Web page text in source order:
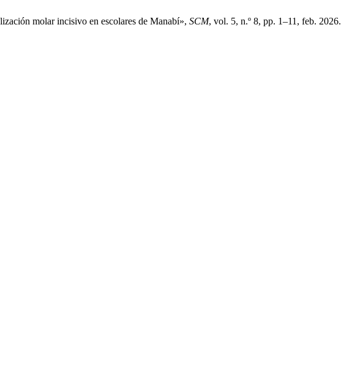
molar incisivo en escolares de Manabí», SCM, vol. 5, n.º 8, pp. 1–11, feb. 2026.